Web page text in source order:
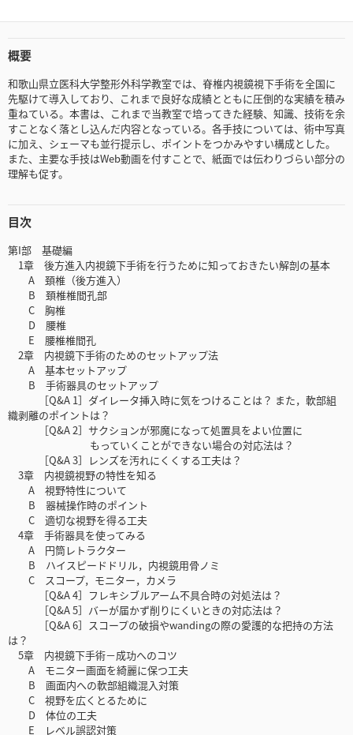
概要
和歌山県立医科大学整形外科学教室では、脊椎内視鏡視下手術を全国に
先駆けて導入しており、これまで良好な成績とともに圧倒的な実績を積み
重ねている。本書は、これまで当教室で培ってきた経験、知識、技術を余
すことなく落とし込んだ内容となっている。各手技については、術中写真
に加え、シェーマも並行提示し、ポイントをつかみやすい構成とした。
また、主要な手技はWeb動画を付すことで、紙面では伝わりづらい部分の
理解も促す。
目次
第I部 基礎編
1章 後方進入内視鏡下手術を行うために知っておきたい解剖の基本
A 頚椎（後方進入）
B 頚椎椎間孔部
C 胸椎
D 腰椎
E 腰椎椎間孔
2章 内視鏡下手術のためのセットアップ法
A 基本セットアップ
B 手術器具のセットアップ
［Q&A 1］ダイレータ挿入時に気をつけることは？ また，軟部組
織剥離のポイントは？
［Q&A 2］サクションが邪魔になって処置具をよい位置に
もっていくことができない場合の対応法は？
［Q&A 3］レンズを汚れにくくする工夫は？
3章 内視鏡視野の特性を知る
A 視野特性について
B 器械操作時のポイント
C 適切な視野を得る工夫
4章 手術器具を使ってみる
A 円筒レトラクター
B ハイスピードドリル，内視鏡用骨ノミ
C スコープ，モニター，カメラ
［Q&A 4］フレキシブルアーム不具合時の対処法は？
［Q&A 5］バーが届かず削りにくいときの対応法は？
［Q&A 6］スコープの破損やwandingの際の愛護的な把持の方法
は？
5章 内視鏡下手術－成功へのコツ
A モニター画面を綺麗に保つ工夫
B 画面内への軟部組織混入対策
C 視野を広くとるために
D 体位の工夫
E レベル誤認対策